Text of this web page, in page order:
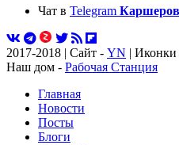
Чат в Telegram
2017-2018 | Сайт - YN | Иконки
Наш дом - Рабочая Станция
Главная
Новости
Посты
Блоги